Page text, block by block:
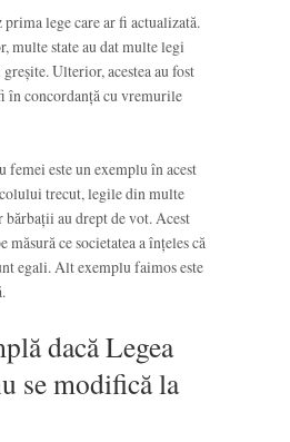
lege care ar fi actualizată.
multe state au dat multe legi
Ulterior, acestea au fost
în concordanță cu vremurile
femei este un exemplu în acest
trecut, legile din multe
bărbații au drept de vot. Acest
măsură ce societatea a înțeles că
egali. Alt exemplu faimos este
dacă Legea
se modifică la